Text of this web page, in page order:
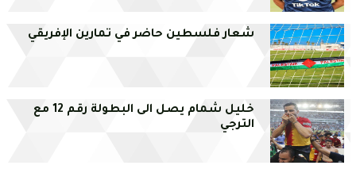
شعار فلسطين حاضر في تمارين الإفريقي
خليل شمام يصل الى البطولة رقم 12 مع
الترجي